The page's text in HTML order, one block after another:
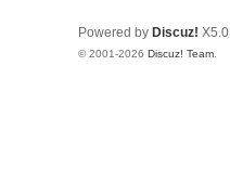
Powered by Discuz! X5.0
© 2001-2026 Discuz! Team